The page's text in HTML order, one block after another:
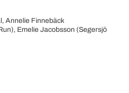
Annelie Finnebäck
Emelie Jacobsson (Segersjö